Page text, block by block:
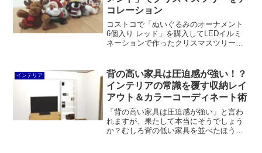
コレーション
コストコで「ぬいぐるみのオーナメント
6個入り レッド」を購入してLEDイルミ
ネーションで作ったクリスマスツリーを
クロウ、スノーマン、犬、ペンギンがセ
ットになっています。
インテリア
背の高い家具は圧迫感が強い！？
インテリアの常識を覆す収納レイ
アウト＆カラーコーディネート術
「背の高い家具は圧迫感が強い」と言わ
れますが、果たして本当にそうでしょう
か？むしろ背の低い家具を並べたほうが